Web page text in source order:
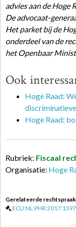
advies aan de Hoge
De advocaat-
Het parket bij de
onderdeel van de
het Openbaar
Ook
Hoge Raad:
Hoge Raad:
Rubriek: Fiscaal
Organisatie: Hoge
Gerelateerde
ECLI:NL:PHR:2017:1397